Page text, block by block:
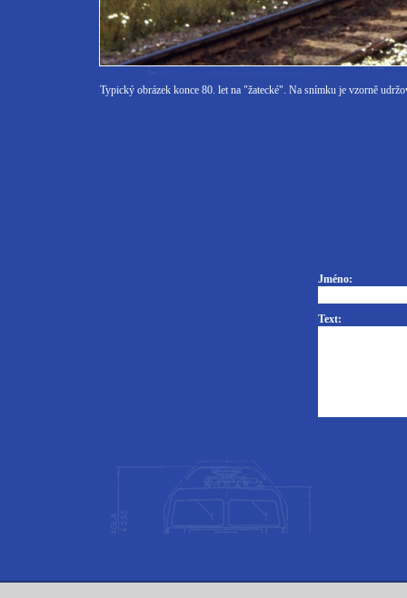
Typický obrázek konce 80. let na "žatecké". Na snímku je vzorně
Jméno:
Text: